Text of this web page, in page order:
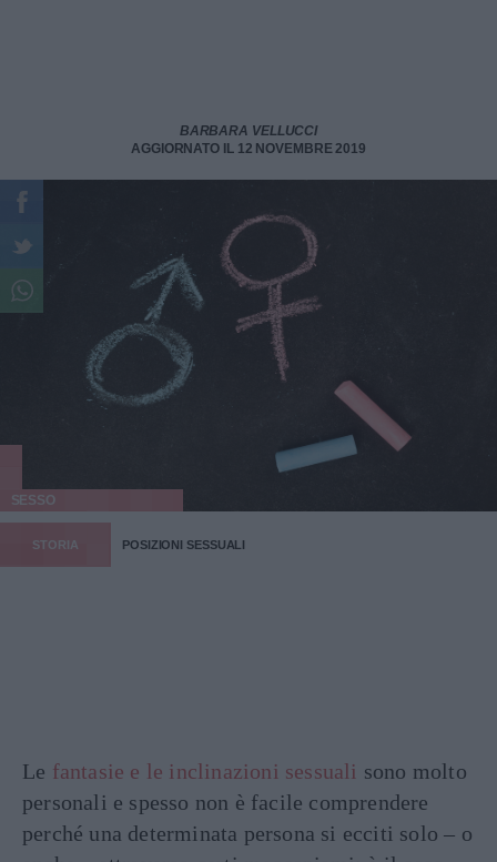
BARBARA VELLUCCI
AGGIORNATO IL 12 NOVEMBRE 2019
SESSO
STORIA POSIZIONI SESSUALI
Le fantasie e le inclinazioni sessuali sono molto
personali e spesso non è facile comprendere
perché una determinata persona si ecciti solo – o